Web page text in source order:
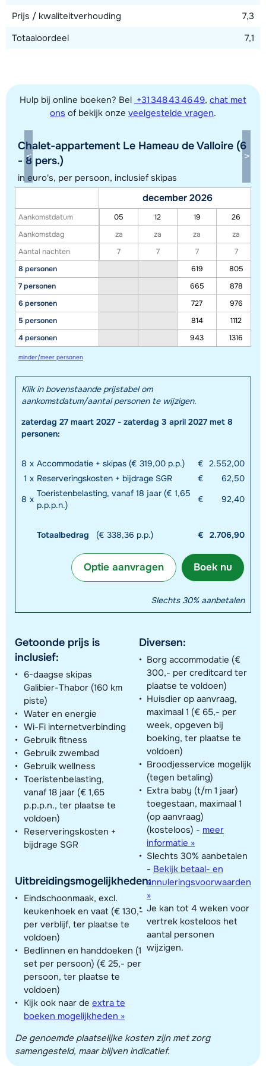
Toon alle accommodaties in dit gebied
Deze kaart geeft een indicatie van de ligging van onze accommodaties. De
exacte locatie kan enigszins afwijken.
Prijs / kwaliteitverhouding
7,3
Totaaloordeel
7,1
Hulp bij online boeken? Bel +31 348 43 46 49, chat met
ons of bekijk onze veelgestelde vragen.
Chalet-appartement Le Hameau de Valloire (6
- 8 pers.)
in euro's, per persoon, inclusief skipas
Aankomstdatum
Aankomstdag
Aantal nachten
8 personen
7 personen
6 personen
5 personen
4 personen
december 2026
05 12 19
26
za
za za
za
7
7 7
7
619
805
665
878
727
976
814
1112
943
1316
minder/meer personen
Klik in bovenstaande prijstabel om
aankomstdatum/aantal personen te wijzigen.
zaterdag 27 maart 2027 - zaterdag 3 april 2027 met 8
personen:
8 x Accommodatie + skipas (€ 319,00 p.p.) € 2.552,00
1 x Reserveringskosten + bijdrage SGR €
62,50
8 x
Toeristenbelasting, vanaf 18 jaar (€ 1,65
p.p.p.n.)
€ 92,40
Totaalbedrag (€ 338,36 p.p.) € 2.706,90
Boek nu
Optie aanvragen
Slechts 30% aanbetalen
Getoonde prijs is
inclusief:
6-daagse skipas
Galibier-Thabor (160 km
piste)
Water en energie
Wi-Fi internetverbinding
Gebruik fitness
Gebruik zwembad
Gebruik wellness
Toeristenbelasting,
vanaf 18 jaar (€ 1,65
p.p.p.n., ter plaatse te
voldoen)
Reserveringskosten +
bijdrage SGR
Uitbreidingsmogelijkheden:
Eindschoonmaak, excl.
keukenhoek en vaat (€ 130,-
per verblijf, ter plaatse te
voldoen)
Bedlinnen en handdoeken (1
set per persoon) (€ 25,- per
persoon, ter plaatse te
voldoen)
Kijk ook naar de extra te
boeken mogelijkheden »
Diversen:
Borg accommodatie (€
300,- per creditcard ter
plaatse te voldoen)
Huisdier op aanvraag,
maximaal 1 (€ 65,- per
week, opgeven bij
boeking, ter plaatse te
voldoen)
Broodjesservice mogelijk
(tegen betaling)
Extra baby (t/m 1 jaar)
toegestaan, maximaal 1
(op aanvraag)
(kosteloos) - meer
informatie »
Slechts 30% aanbetalen
- Bekijk betaal- en
annuleringsvoorwaarden
»
Je kan tot 4 weken voor
vertrek kosteloos het
aantal personen
wijzigen.
De genoemde plaatselijke kosten zijn met zorg
samengesteld, maar blijven indicatief.